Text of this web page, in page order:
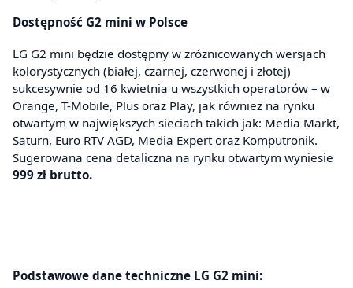
Dostępność G2 mini w Polsce
LG G2 mini będzie dostępny w zróżnicowanych wersjach
kolorystycznych (białej, czarnej, czerwonej i złotej)
sukcesywnie od 16 kwietnia u wszystkich operatorów – w
Orange, T-Mobile, Plus oraz Play, jak również na rynku
otwartym w największych sieciach takich jak: Media Markt,
Saturn, Euro RTV AGD, Media Expert oraz Komputronik.
Sugerowana cena detaliczna na rynku otwartym wyniesie
999 zł brutto.
Podstawowe dane techniczne LG G2 mini: